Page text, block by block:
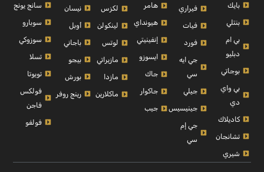
بايك
بنتلي
بي ام
دبليو
بوجاتي
بي واي
دي
كاديلاك
تشانجان
شيري
فيراري
فيات
فورد
جي ايه
سي
جيلي
جينيسيس
جي إم
سي
هامر
هيونداي
إنفينيتي
ايسوزو
جاك
جاكوار
جيب
لكزس
لينكولن
لوتس
مازيراتي
مازدا
ماكلارين
نيسان
أوبل
باجاني
بيجو
بورش
رينج روفر
سانج يونج
سوبارو
سوزوكي
تسلا
تويوتا
فولكس
فاجن
فولفو